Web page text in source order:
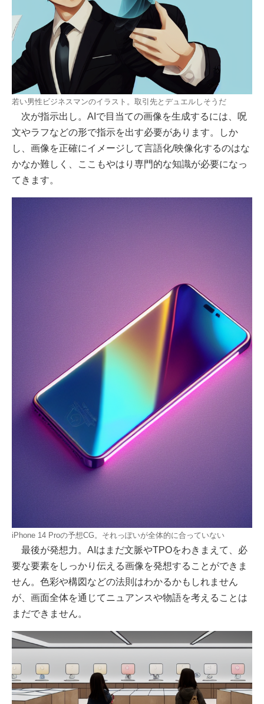
若い男性ビジネスマンのイラスト。取引先とデュエルしそうだ
次が指示出し。AIで目当ての画像を生成するには、呪
文やラフなどの形で指示を出す必要があります。しか
し、画像を正確にイメージして言語化/映像化するのはな
かなか難しく、ここもやはり専門的な知識が必要になっ
てきます。
iPhone 14 Proの予想CG。それっぽいが全体的に合っていない
最後が発想力。AIはまだ文脈やTPOをわきまえて、必
要な要素をしっかり伝える画像を発想することができま
せん。色彩や構図などの法則はわかるかもしれません
が、画面全体を通じてニュアンスや物語を考えることは
まだできません。